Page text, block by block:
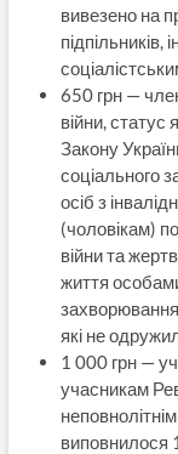
вивезено на
650 грн —
війни, статус
Закону
соціального
осіб з
(чоловікам)
війни та
життя
які не
1 000 грн —
учасникам
виповнилося